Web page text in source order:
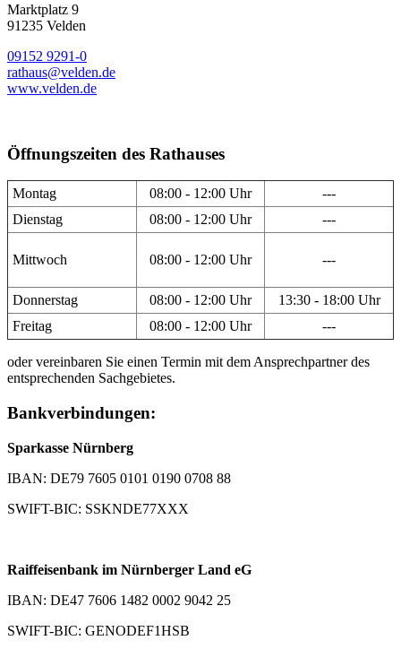
Marktplatz 9
91235 Velden
09152 9291-0
rathaus@velden.de
www.velden.de
Öffnungszeiten des Rathauses
Montag 08:00 - 12:00 Uhr
---
Dienstag
08:00 - 12:00 Uhr ---
Mittwoch 08:00 - 12:00 Uhr ---
Donnerstag 08:00 - 12:00 Uhr
13:30 - 18:00 Uhr
Freitag
08:00 - 12:00 Uhr ---
oder vereinbaren Sie einen Termin mit dem Ansprechpartner des
entsprechenden Sachgebietes.
Bankverbindungen:
Sparkasse Nürnberg
IBAN: DE79 7605 0101 0190 0708 88
SWIFT-BIC: SSKNDE77XXX
Raiffeisenbank im Nürnberger Land eG
IBAN: DE47 7606 1482 0002 9042 25
SWIFT-BIC: GENODEF1HSB